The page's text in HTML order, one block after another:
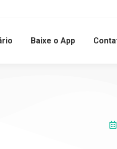
Baixe o App